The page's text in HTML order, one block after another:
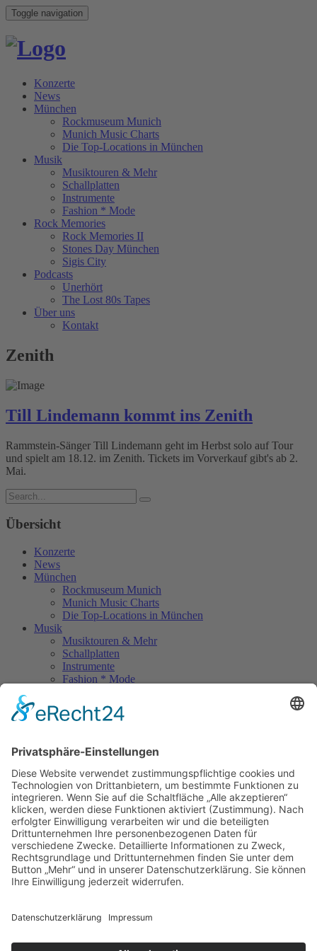
Toggle navigation
Konzerte
News
München
Rockmuseum Munich
Munich Music Charts
Die Top-Locations in München
Musik
Musiktouren & Mehr
Schallplatten
Instrumente
Fashion * Mode
Rock Memories
Rock Memories II
Stones Day München
Sigis City
Podcasts
Unerhört
The Lost 80s Tapes
Über uns
Kontakt
Zenith
Till Lindemann kommt ins Zenith
Rammstein-Sänger Till Lindemann geht im Herbst solo auf Tour
und spielt am 18.12. im Zenith. Tickets im Vorverkauf gibt's ab 2.
Mai.
Übersicht
Konzerte
News
München
Rockmuseum Munich
Munich Music Charts
Die Top-Locations in München
Musik
Musiktouren & Mehr
Schallplatten
Instrumente
Fashion * Mode
Rock Memories II
Stones Day München
Unerhört
The Lost 80s Tapes
Über uns
Kontakt
Neueste Beiträge
Act des Monats: MondWild
Münchner Open Air Sommer: Konzerte in der Residenz
Kulturfestival Gräfelfing – 4 Tage Musik & Gemeinschaft
Sommerfest im Olympiapark